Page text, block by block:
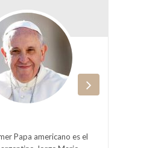
Papa americano es el